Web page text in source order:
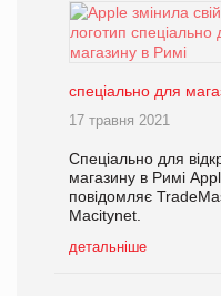
спеціально для
17 травня 2021
Спеціально для
магазину в Римі
повідомляє
Macitynet.
детальніше